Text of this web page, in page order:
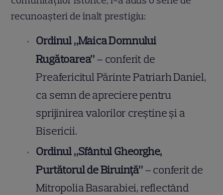
recunoașteri de înalt prestigiu:
Ordinul „Maica Domnului
Rugătoarea”– conferit de
Preafericitul Părinte Patriarh Daniel,
ca semn de apreciere pentru
sprijinirea valorilor creștine și a
Bisericii.
Ordinul „Sfântul Gheorghe,
Purtătorul de Biruință”– conferit de
Mitropolia Basarabiei, reflectând